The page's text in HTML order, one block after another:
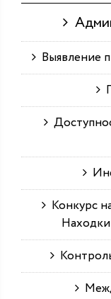
Выявление
Конкурс